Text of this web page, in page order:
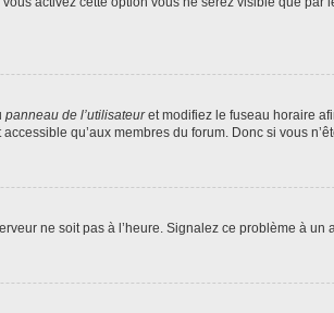
panneau de l’utilisateuret modifiez le fuseau horaire
qu’aux membres du forum. Donc si vous
ne soit pas à l’heure. Signalez ce problème à un